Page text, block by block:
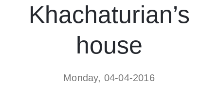
Khachaturian’s
house
Monday, 04-04-2016